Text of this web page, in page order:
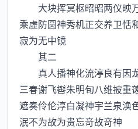
大块挥冥枢昭昭两仪映
乘虚防圆神秀机正交养卫恬
寂为无中镜
其二
真人播神化流渟良有因
三春谢飞辔朱明旬八维披重
遮奏伶伦淳白凝神宇兰泉
泯不为故为贵忘竒故竒神